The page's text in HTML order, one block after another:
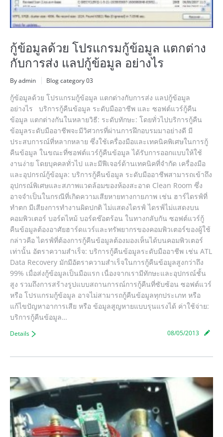
กู้ข้อมูลด้วย โปรแกรมกู้ข้อมูล แตกต่าง
กับการส่ง แลปกู้ข้อมูล อย่างไร
By admin Blog category 03
กู้ข้อมูลด้วย โปรแกรมกู้ข้อมูล แตกต่างกับการส่ง แลปกู้ข้อมูล
อย่างไร บริการกู้คืนข้อมูล ระดับมืออาชีพ และ ซอฟต์แวร์กู้คืน
ข้อมูล แตกต่างกันในหลายวิธี: ระดับทักษะ: โดยทั่วไปบริการกู้คืน
ข้อมูลระดับมืออาชีพจะมีวิศวกรที่ผ่านการฝึกอบรมมาอย่างดี มี
ประสบการณ์ที่หลากหลาย ซึ่งใช้เครื่องมือและเทคนิคพิเศษในการกู้
คืนข้อมูล ในขณะที่ซอฟต์แวร์กู้คืนข้อมูล ได้รับการออกแบบให้ใช้
งานง่าย โดยบุคคลทั่วไป และมีฟีเจอร์ด้านเทคนิคที่จำกัด เครื่องมือ
และอุปกรณ์กู้ข้อมูล: บริการกู้คืนข้อมูล ระดับมืออาชีพสามารถเข้าถึง
อุปกรณ์พิเศษและสภาพแวดล้อมของห้องสะอาด Clean Room ซึ่ง
อาจจำเป็นในกรณีที่เกิดความเสียหายทางกายภาพ เช่น ฮาร์ไดรฟ์ที่
ทำตก มีเสียงการทำงานผิดปกติ ไม่แสดงไดรฟ์ ไดรฟ์ไม่แสดงบน
คอมพิวเตอร์ บอร์ดไหม้ บอร์ดช๊อตร้อน ในทางกลับกัน ซอฟต์แวร์กู้
คืนข้อมูลต้องอาศัยฮาร์ดแวร์และทรัพยากรของคอมพิวเตอร์ของผู้ใช้
กล่าวคือ ไดรฟ์ที่ต้องการกู้คืนข้อมูลต้องมองเห็นได้บนคอมพิวเตอร์
เท่านั้น อัตราความสำเร็จ: บริการกู้คืนข้อมูลระดับมืออาชีพ เช่น ATL
Data Recovery มักมีอัตราความสำเร็จในการกู้คืนข้อมูลสูงกว่าถึง
99% เมื่อส่งกู้ข้อมูลเป็นมือแรก เนื่องจากเรามีทักษะและอุปกรณ์ชั้น
สูง รวมถึงการสร้างรูปแบบสถานการณ์การกู้คืนที่ซับซ้อน ซอฟต์แวร์
หรือ โปรแกรมกู้ข้อมูล อาจไม่สามารถกู้คืนข้อมูลทุกประเภท หรือ
แก้ไขปัญหาอาการเสีย หรือ ข้อมูลสูญหายแบบรุนแรงได้ ค่าใช้จ่าย:
บริการกู้คืนข้อมูล…
08/05/2013
Details